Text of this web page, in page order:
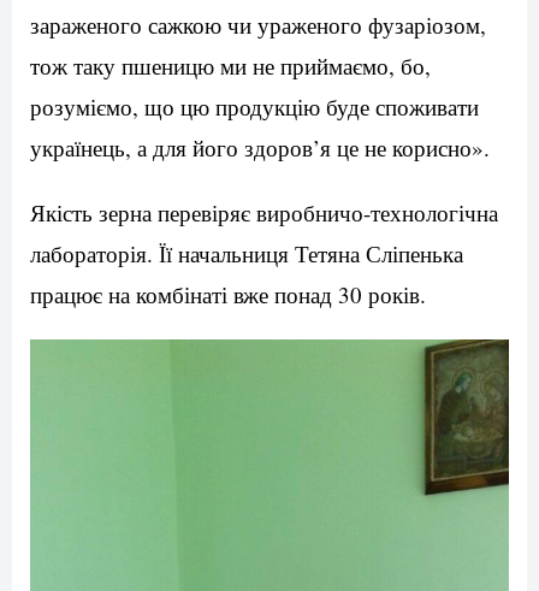
зараженого сажкою чи ураженого фузаріозом,
тож таку пшеницю ми не приймаємо, бо,
розуміємо, що цю продукцію буде споживати
українець, а для його здоров’я це не корисно».
Якість зерна перевіряє виробничо-технологічна
лабораторія. Її начальниця Тетяна Сліпенька
працює на комбінаті вже понад 30 років.